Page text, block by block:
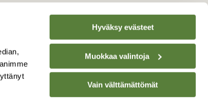
Hyväksy evästeet
Muokkaa valintoja
Vain välttämättömät